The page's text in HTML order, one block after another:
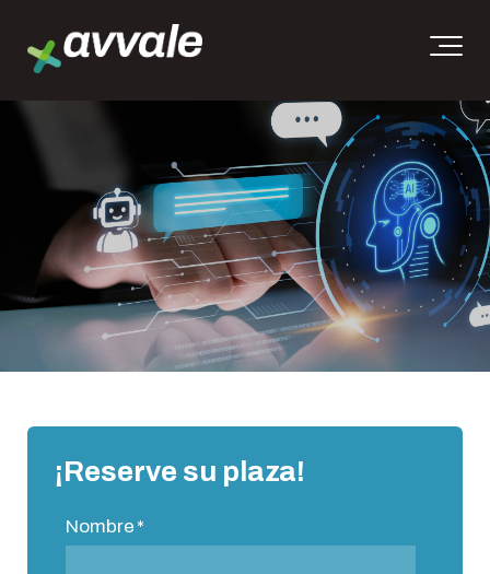
¡Reserve su plaza!
Nombre *